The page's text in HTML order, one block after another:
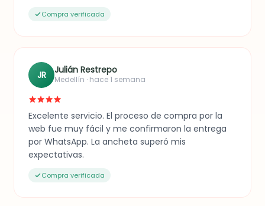
Compra verificada
JR Julián Restrepo
Medellín · hace 1 semana
Excelente servicio. El proceso de compra por la
web fue muy fácil y me confirmaron la entrega
por WhatsApp. La ancheta superó mis
expectativas.
Compra verificada